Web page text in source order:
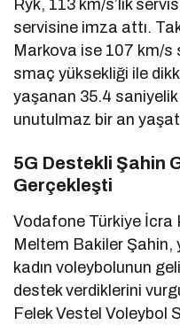
Ryk, 113 km/s’lik
servisine imza attı.
Markova ise 107 km/s
smaç yüksekliği ile
yaşanan 35.4
unutulmaz bir an
5G Destekli Şahin
Gerçekleşti
Vodafone Türkiye İcra
Meltem Bakiler Şahin,
kadın voleybolunun
destek verdiklerini
Felek Vestel Voleybol